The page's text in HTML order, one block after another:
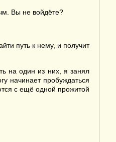
Вы не войдёте?
путь к нему, и получит
на один из них, я занял
начинает пробуждаться
с ещё одной прожитой